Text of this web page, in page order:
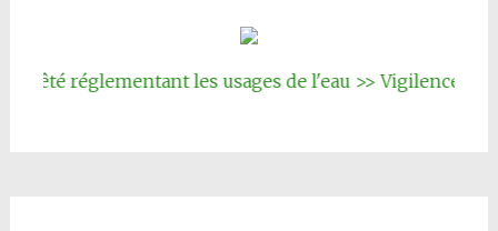
réglementant les usages de l'eau >> Vigilence